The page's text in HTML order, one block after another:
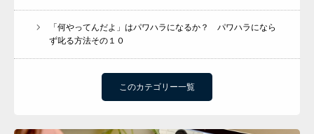
「何やってんだよ」はパワハラになるか？ パワハラになら
ず叱る方法その１０
このカテゴリー一覧